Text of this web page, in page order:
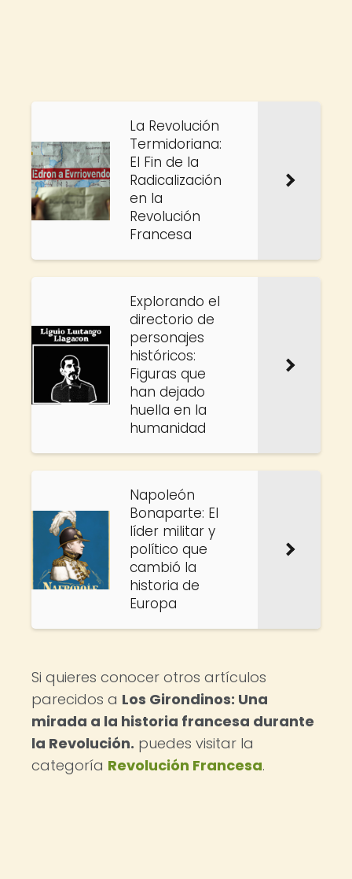
La Revolución
Termidoriana:
El Fin de la
Radicalización
en la
Revolución
Francesa
Explorando el
directorio de
personajes
históricos:
Figuras que
han dejado
huella en la
humanidad
Napoleón
Bonaparte: El
líder militar y
político que
cambió la
historia de
Europa
Si quieres conocer otros artículos
parecidos a Los Girondinos: Una
mirada a la historia francesa durante
la Revolución. puedes visitar la
categoría Revolución Francesa.